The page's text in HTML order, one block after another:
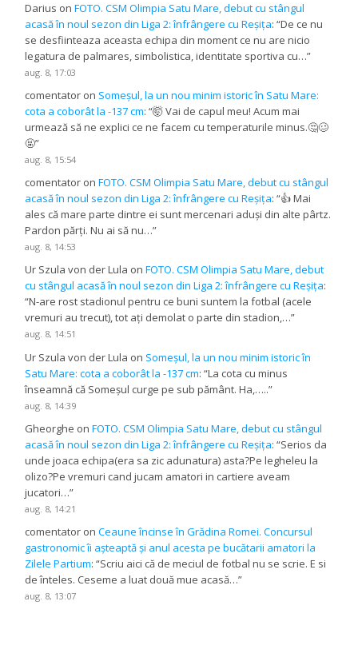
Darius onFOTO. CSM Olimpia Satu Mare, debut cu stângul
acasă în noul sezon din Liga 2: înfrângere cu Reșița: “De ce nu
se desfiinteaza aceasta echipa din moment ce nu are nicio
legatura de palmares, simbolistica, identitate sportiva cu…”
aug. 8, 17:03
comentator on Someșul, la un nou minim istoric în Satu Mare:
cota a coborât la -137 cm: “🤯 Vai de capul meu! Acum mai
urmează să ne explici ce ne facem cu temperaturile minus.🤔🥴
🤬”
aug. 8, 15:54
comentator onFOTO. CSM Olimpia Satu Mare, debut cu stângul
acasă în noul sezon din Liga 2: înfrângere cu Reșița: “👍 Mai
ales că mare parte dintre ei sunt mercenari aduși din alte pârtz.
Pardon părți. Nu ai să nu…”
aug. 8, 14:53
Ur Szula von der Lula onFOTO. CSM Olimpia Satu Mare, debut
cu stângul acasă în noul sezon din Liga 2: înfrângere cu Reșița:
“N-are rost stadionul pentru ce buni suntem la fotbal (acele
vremuri au trecut), tot ați demolat o parte din stadion,…”
aug. 8, 14:51
Ur Szula von der Lula on Someșul, la un nou minim istoric în
Satu Mare: cota a coborât la -137 cm: “La cota cu minus
înseamnă că Someșul curge pe sub pământ. Ha,…..”
aug. 8, 14:39
Gheorghe onFOTO. CSM Olimpia Satu Mare, debut cu stângul
acasă în noul sezon din Liga 2: înfrângere cu Reșița: “Serios da
unde joaca echipa(era sa zic adunatura) asta?Pe legheleu la
olizo?Pe vremuri cand jucam amatori in cartiere aveam
jucatori…”
aug. 8, 14:21
comentator onCeaune încinse în Grădina Romei. Concursul
gastronomic îi așteaptă și anul acesta pe bucătarii amatori la
Zilele Partium: “Scriu aici că de meciul de fotbal nu se scrie. E si
de înteles. Ceseme a luat două mue acasă…”
aug. 8, 13:07